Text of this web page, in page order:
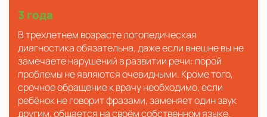
3 года
В трехлетнем возрасте логопедическая
диагностика обязательна, даже если внешне вы не
замечаете нарушений в развитии речи: порой
проблемы не являются очевидными. Кроме того,
срочное обращение к врачу необходимо, если
ребёнок не говорит фразами, заменяет один звук
другим, общается на своём собственном языке.